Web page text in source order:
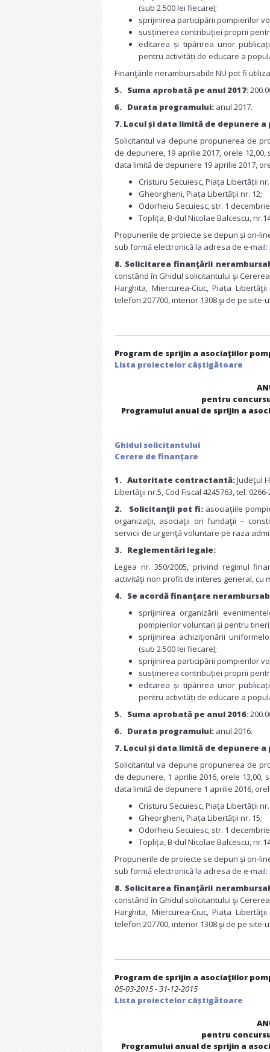
(sub 2.500 lei fiecare);
sprijinirea participării pompierilor
susținerea contribuției proprii
editarea și tipărirea unor
pentru activități de educare a
Finanţările nerambursabile NU pot fi
5. Suma aprobată pe anul 2017:
6. Durata programului: anul 2017.
7. Locul și data limită de depunere
Solicitantul va depune propunerea de
de depunere, 19 aprilie 2017, orele
data limită de depunere 19 aprilie 2017,
Cristuru Secuiesc, Piața Libertății nr.
Gheorgheni, Piața Libertății nr. 12;
Odorheiu Secuiesc, str. 1
Toplița, B-dul Nicolae Balcescu,
Propunerile de proiecte se depun și on-
sub formă electronică la adresa de e-mail:
8. Solicitarea finanţării
constând în Ghidul solicitantului şi
Harghita, Miercurea-Ciuc, Piața
telefon 207700, interior 1308 şi de pe site-
Program de sprijin a asociaţiilor
Lista proiectelor câștigătoare
pentru
Programului anual de sprijin a
Ghidul solicitantului
Cerere de finanțare
1. Autoritate contractantă:Judeţul
Libertăţii nr.5, Cod Fiscal 4245763, tel.
2. Solicitanţii pot fi: asociaţiile
organizaţii, asociaţii ori fundaţii –
servicii de urgenţă voluntare pe raza
3. Reglementări legale:
Legea nr. 350/2005, privind regimul
activităţi non profit de interes general, cu
4. Se acordă finanţare
sprijinirea organizării
pompierilor voluntari și pentru
sprijinirea achiziţionării
(sub 2.500 lei fiecare);
sprijinirea participării pompierilor
susținerea contribuției proprii
editarea și tipărirea unor
pentru activități de educare a
5. Suma aprobată pe anul 2016:
6. Durata programului: anul 2016.
7. Locul și data limită de depunere
Solicitantul va depune propunerea de
de depunere, 1 aprilie 2016, orele
data limită de depunere 1 aprilie 2016,
Cristuru Secuiesc, Piața Libertății nr.
Gheorgheni, Piața Libertății nr. 15;
Odorheiu Secuiesc, str. 1
Toplița, B-dul Nicolae Balcescu,
Propunerile de proiecte se depun și on-
sub formă electronică la adresa de e-mail:
8. Solicitarea finanţării
constând în Ghidul solicitantului şi
Harghita, Miercurea-Ciuc, Piața
telefon 207700, interior 1308 şi de pe site-
Program de sprijin a asociaţiilor
05-03-2015 - 31-12-2015
Lista proiectelor câștigătoare
pentru
Programului anual de sprijin a